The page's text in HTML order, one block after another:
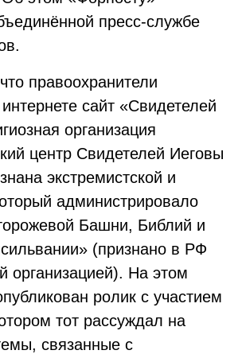
пресс-службе
правоохранители
сайт «Свидетелей
организация
центр Свидетелей Иеговы
экстремистской и
администрировало
Башни, Библий и
(признано в РФ
организацией). На этом
ролик с участием
тот рассуждал на
связанные с